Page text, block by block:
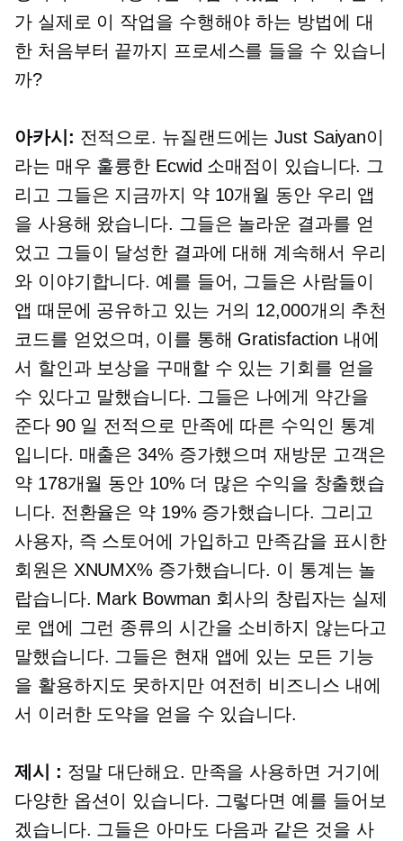
가 실제로 이 작업을 수행해야 하는 방법에 대
한 처음부터 끝까지 프로세스를 들을 수 있습니
까?
아카시: 전적으로. 뉴질랜드에는 Just Saiyan이
라는 매우 훌륭한 Ecwid 소매점이 있습니다. 그
리고 그들은 지금까지 약 10개월 동안 우리 앱
을 사용해 왔습니다. 그들은 놀라운 결과를 얻
었고 그들이 달성한 결과에 대해 계속해서 우리
와 이야기합니다. 예를 들어, 그들은 사람들이
앱 때문에 공유하고 있는 거의 12,000개의 추천
코드를 얻었으며, 이를 통해 Gratisfaction 내에
서 할인과 보상을 구매할 수 있는 기회를 얻을
수 있다고 말했습니다. 그들은 나에게 약간을
준다 90 일 전적으로 만족에 따른 수익인 통계
입니다. 매출은 34% 증가했으며 재방문 고객은
약 178개월 동안 10% 더 많은 수익을 창출했습
니다. 전환율은 약 19% 증가했습니다. 그리고
사용자, 즉 스토어에 가입하고 만족감을 표시한
회원은 XNUMX% 증가했습니다. 이 통계는 놀
랍습니다. Mark Bowman 회사의 창립자는 실제
로 앱에 그런 종류의 시간을 소비하지 않는다고
말했습니다. 그들은 현재 앱에 있는 모든 기능
을 활용하지도 못하지만 여전히 비즈니스 내에
서 이러한 도약을 얻을 수 있습니다.
제시 : 정말 대단해요. 만족을 사용하면 거기에
다양한 옵션이 있습니다. 그렇다면 예를 들어보
겠습니다. 그들은 아마도 다음과 같은 것을 사